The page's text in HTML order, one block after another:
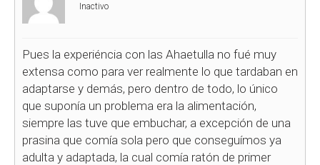
Inactivo
Pues la experiéncia con las Ahaetulla no fué muy
extensa como para ver realmente lo que tardaban en
adaptarse y demás, pero dentro de todo, lo único
que suponía un problema era la alimentación,
siempre las tuve que embuchar, a excepción de una
prasina que comía sola pero que conseguímos ya
adulta y adaptada, la cual comía ratón de primer